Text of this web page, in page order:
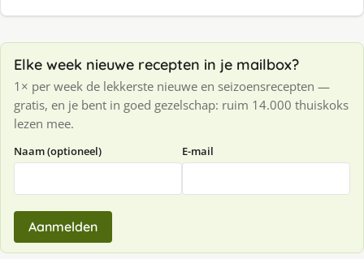
Elke week nieuwe recepten in je mailbox?
1× per week de lekkerste nieuwe en seizoensrecepten —
gratis, en je bent in goed gezelschap: ruim 14.000 thuiskoks
lezen mee.
Naam (optioneel) E-mail
Aanmelden